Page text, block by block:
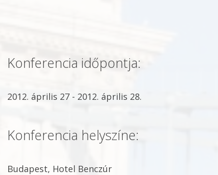
Konferencia időpontja:
2012. április 27 - 2012. április 28.
Konferencia helyszíne:
Budapest, Hotel Benczúr